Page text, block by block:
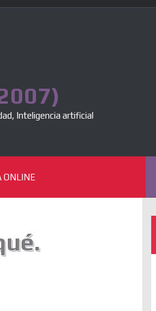
Inteligencia artificial
ONLINE